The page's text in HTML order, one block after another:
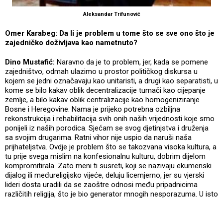
Aleksandar Trifunović
Omer Karabeg: Da li je problem u tome što se sve ono što je
zajedničko doživljava kao nametnuto?
Dino Mustafić: Naravno da je to problem, jer, kada se pomene
zajedništvo, odmah ulazimo u prostor političkog diskursa u
kojem se jedni označavaju kao unitaristi, a drugi kao separatisti, u
kome se bilo kakav oblik decentralizacije tumači kao cijepanje
zemlje, a bilo kakav oblik centralizacije kao homogeniziranje
Bosne i Heregovine. Nama je prijeko potrebna ozbiljna
rekonstrukcija i rehabilitacija svih onih naših vrijednosti koje smo
ponijeli iz naših porodica. Sjećam se svog djetinjstva i druženja
sa svojim drugarima. Ratni vihor nije uspio da naruši naša
prijhateljstva. Ovdje je problem što se takozvana visoka kultura, a
tu prije svega mislim na konfesionalnu kulturu, dobrim dijelom
kompromitirala. Zato meni ti susreti, koji se nazivaju ekumenski
dijalog ili međureligijsko vijeće, deluju licemjerno, jer su vjerski
lideri dosta uradili da se zaoštre odnosi među pripadnicima
različitih religija, što je bio generator mnogih nesporazuma. U isto